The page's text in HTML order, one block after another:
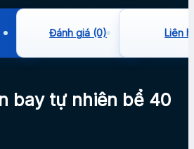
Đánh giá (0) Liên
bay tự nhiên bể 40